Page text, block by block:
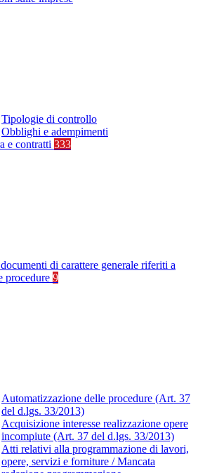
Tipologie di controllo
Obblighi e adempimenti
e contratti 333
di carattere generale riferiti a
procedure 9
Automatizzazione delle procedure (Art. 37
del d.lgs. 33/2013)
Acquisizione interesse realizzazione opere
incompiute (Art. 37 del d.lgs. 33/2013)
Atti relativi alla programmazione di lavori,
opere, servizi e forniture / Mancata